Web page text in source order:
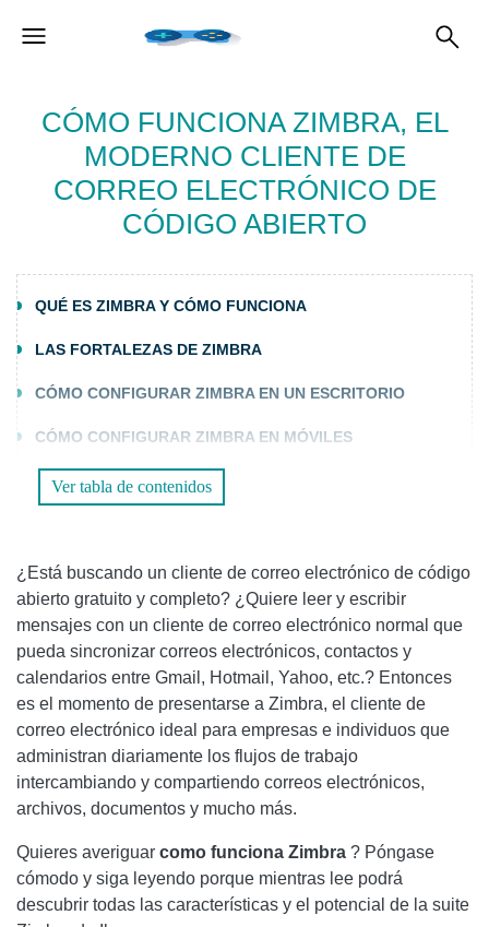
CÓMO FUNCIONA ZIMBRA, EL
MODERNO CLIENTE DE
CORREO ELECTRÓNICO DE
CÓDIGO ABIERTO
QUÉ ES ZIMBRA Y CÓMO FUNCIONA
LAS FORTALEZAS DE ZIMBRA
CÓMO CONFIGURAR ZIMBRA EN UN ESCRITORIO
CÓMO CONFIGURAR ZIMBRA EN MÓVILES
Ver tabla de contenidos
¿Está buscando un cliente de correo electrónico de código
abierto gratuito y completo? ¿Quiere leer y escribir
mensajes con un cliente de correo electrónico normal que
pueda sincronizar correos electrónicos, contactos y
calendarios entre Gmail, Hotmail, Yahoo, etc.? Entonces
es el momento de presentarse a Zimbra, el cliente de
correo electrónico ideal para empresas e individuos que
administran diariamente los flujos de trabajo
intercambiando y compartiendo correos electrónicos,
archivos, documentos y mucho más.
Quieres averiguar como funciona Zimbra ? Póngase
cómodo y siga leyendo porque mientras lee podrá
descubrir todas las características y el potencial de la suite